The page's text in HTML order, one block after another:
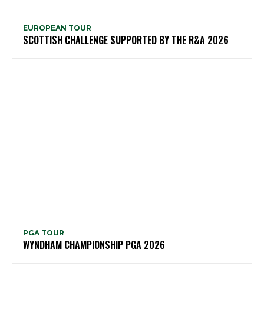
EUROPEAN TOUR
SCOTTISH CHALLENGE SUPPORTED BY THE R&A 2026
PGA TOUR
WYNDHAM CHAMPIONSHIP PGA 2026